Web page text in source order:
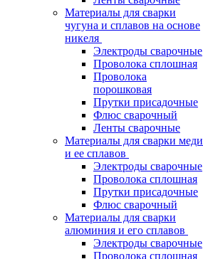
Материалы для сварки
чугуна и сплавов на основе
никеля
Электроды сварочные
Проволока сплошная
Проволока
порошковая
Прутки присадочные
Флюс сварочный
Ленты сварочные
Материалы для сварки меди
и ее сплавов
Электроды сварочные
Проволока сплошная
Прутки присадочные
Флюс сварочный
Материалы для сварки
алюминия и его сплавов
Электроды сварочные
Проволока сплошная